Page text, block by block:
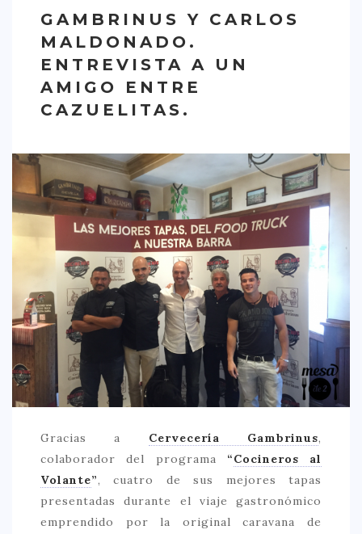
OTROS
TIPO DE COMIDA
AMERICANA
CARNES
CREATIVA
DULCE
FUSIÓN
INDIA
ITALIANA
LATINA
MEDITERRÁNEA
SALUDABLE
TAPAS
< 25 €
GAMBRINUS Y CARLOS
MALDONADO.
ENTREVISTA A UN
AMIGO ENTRE
CAZUELITAS.
Gracias a Cervecería Gambrinus,
colaborador del programa “Cocineros al
Volante”, cuatro de sus mejores tapas
presentadas durante el viaje gastronómico
emprendido por la original caravana de